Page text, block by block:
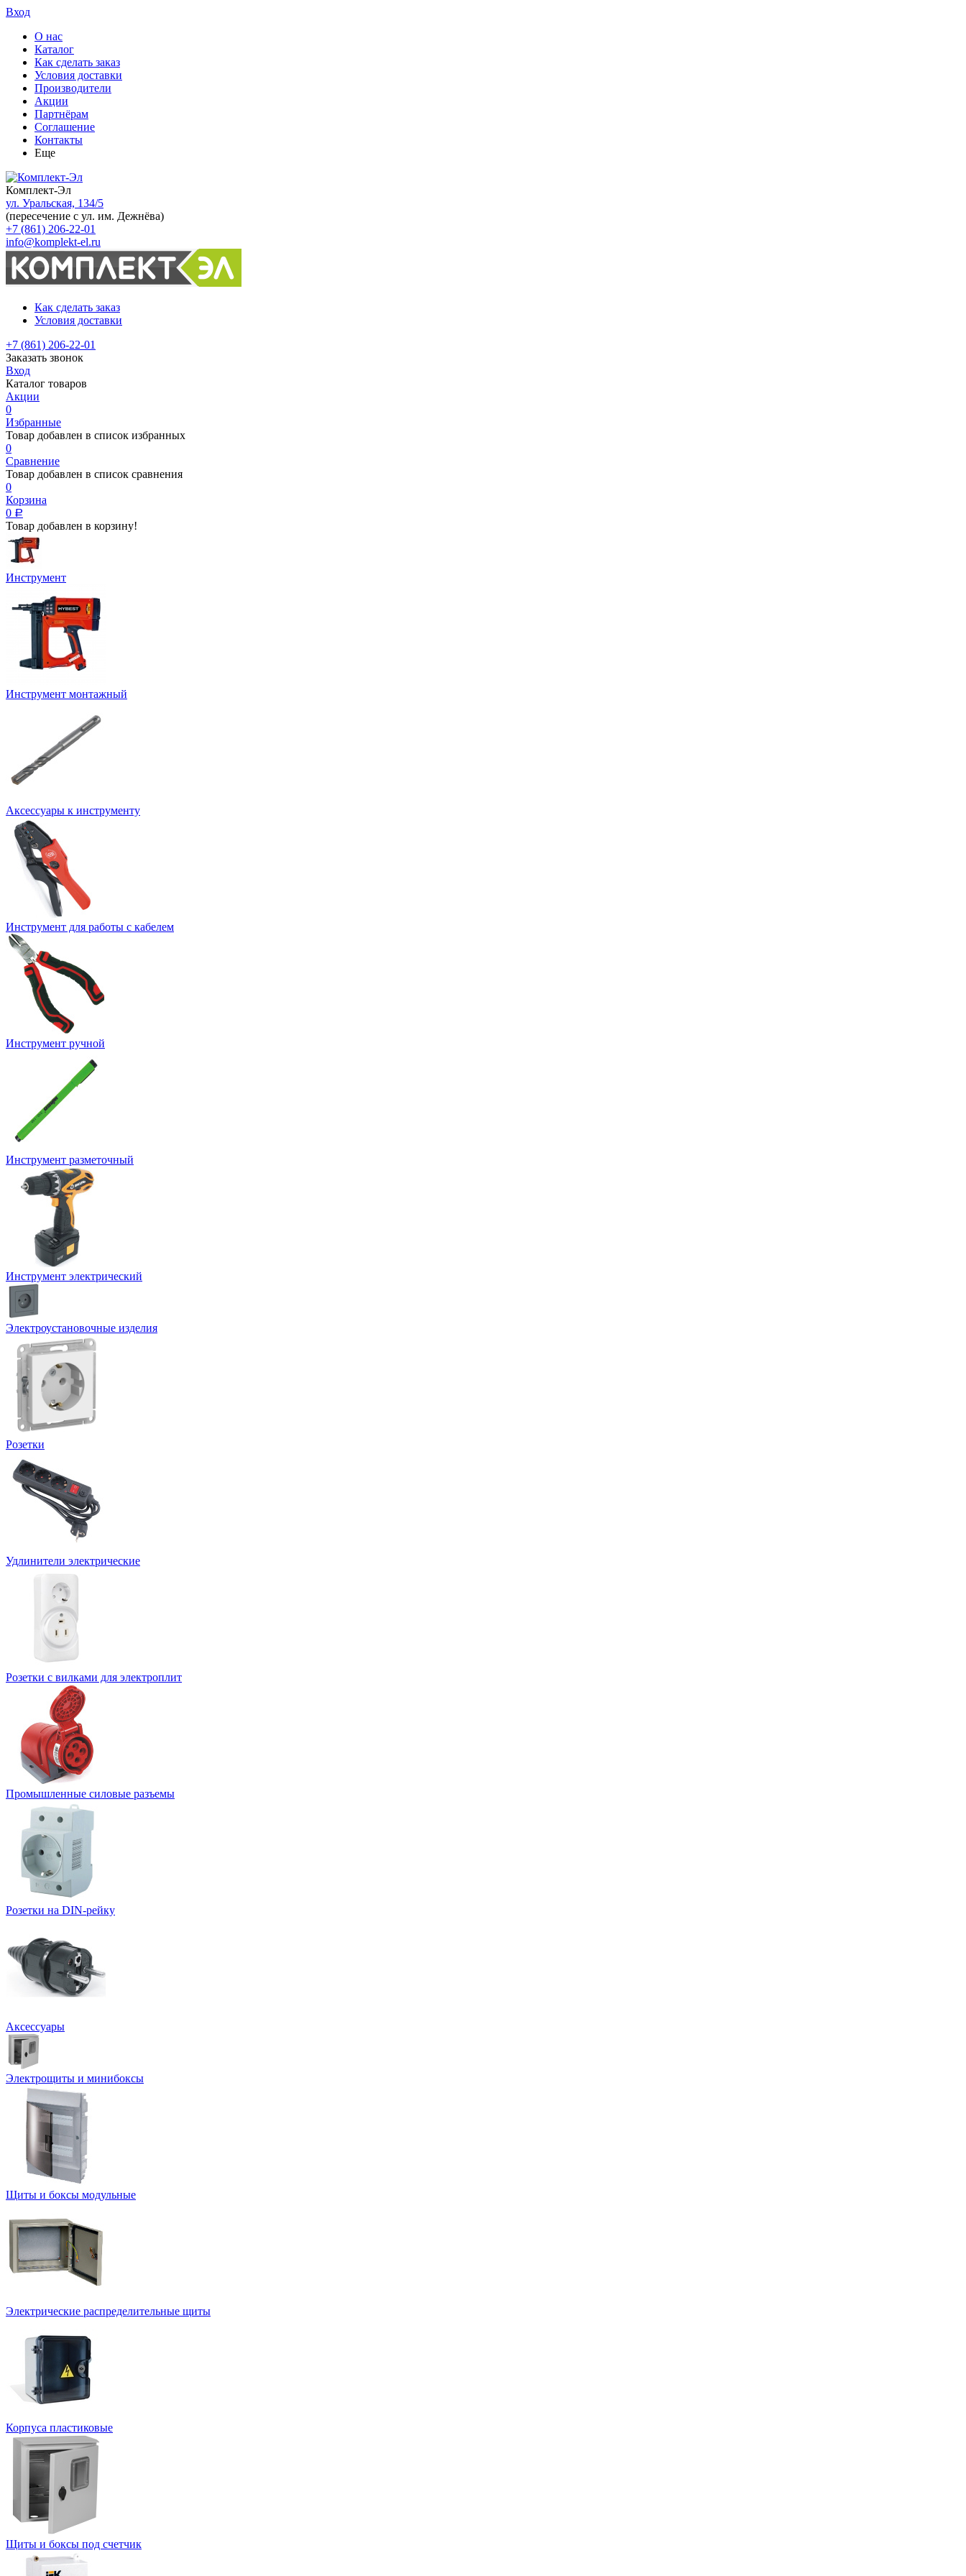
Вход
О нас
Каталог
Как сделать заказ
Условия доставки
Производители
Акции
Партнёрам
Соглашение
Контакты
Еще
Комплект-Эл
ул. Уральская, 134/5
(пересечение с ул. им. Дежнёва)
+7 (861) 206-22-01
info@komplekt-el.ru
Как сделать заказ
Условия доставки
+7 (861) 206-22-01
Заказать звонок
Вход
Каталог товаров
Акции
0
Избранные
Товар добавлен в список избранных
0
Сравнение
Товар добавлен в список сравнения
0
Корзина
0 Р
Товар добавлен в корзину!
Инструмент
Инструмент монтажный
Аксессуары к инструменту
Инструмент для работы с кабелем
Инструмент ручной
Инструмент разметочный
Инструмент электрический
Электроустановочные изделия
Розетки
Удлинители электрические
Розетки с вилками для электроплит
Промышленные силовые разъемы
Розетки на DIN-рейку
Аксессуары
Электрощиты и минибоксы
Щиты и боксы модульные
Электрические распределительные щиты
Корпуса пластиковые
Щиты и боксы под счетчик